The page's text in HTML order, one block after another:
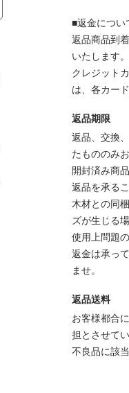
■返金につい
返品商品到
いたします。
クレジット
は、各カー
返品期限
返品、交換
たもののみ
開封済み商
返品を承る
木材との同
ズが生じる
使用上問題
返金は承っ
ませ。
返品送料
お客様都合
担とさせて
不良品に該